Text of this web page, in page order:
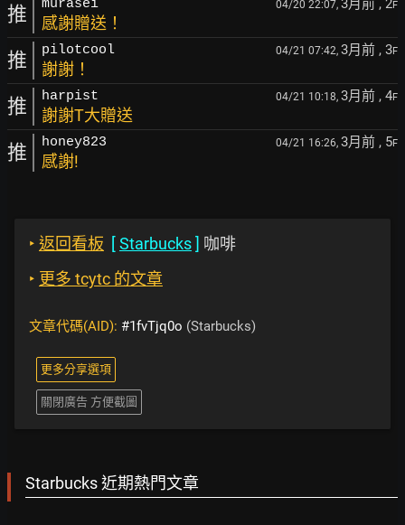
推 murasei 04/20 22:07, 3月前 , 2F
感謝贈送！
推 pilotcool 04/21 07:42, 3月前 , 3F
謝謝！
推 harpist 04/21 10:18, 3月前 , 4F
謝謝T大贈送
推 honey823 04/21 16:26, 3月前 , 5F
感謝!
‣ 返回看板 [Starbucks] 咖啡
‣ 更多 tcytc 的文章
文章代碼(AID): #1fvTjq0o (Starbucks)
更多分享選項
關閉廣告 方便截圖
Starbucks 近期熱門文章